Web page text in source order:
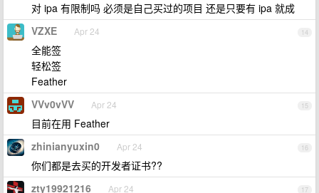
对 ipa 有限制吗 必须是自己买过的项目 还是只要有 ipa 就成
14
VZXE Apr 24
全能签
轻松签
Feather
15
VVv0vVV Apr 24
目前在用 Feather
16
zhinianyuxin0 Apr 24
你们都是去买的开发者证书??
17
zty19921216 Apr 24